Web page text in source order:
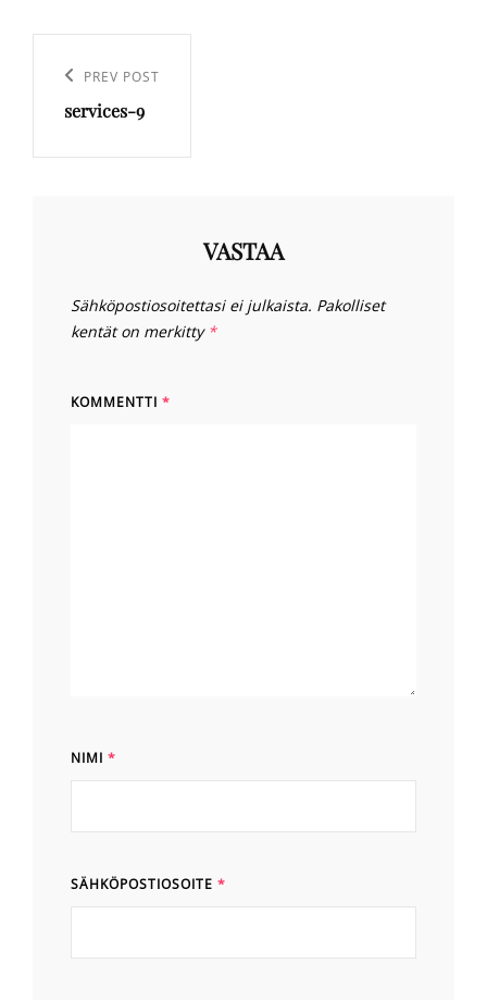
selaus
Previous
Post
PREV POST
services-9
VASTAA
Sähköpostiosoitettasi ei julkaista. Pakolliset
kentät on merkitty *
KOMMENTTI *
NIMI *
SÄHKÖPOSTIOSOITE *